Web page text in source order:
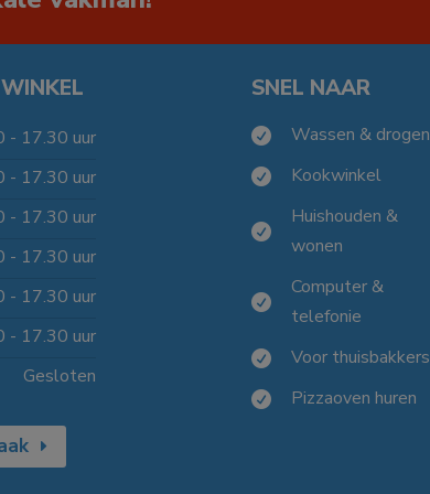
- 17.30 uur
- 17.30 uur
- 17.30 uur
- 17.30 uur
- 17.30 uur
- 17.30 uur
Gesloten
SNEL NAAR
 Wassen & drogen
 Kookwinkel

Huishouden &
wonen

Computer &
telefonie
 Voor thuisbakkers
 Pizzaoven huren